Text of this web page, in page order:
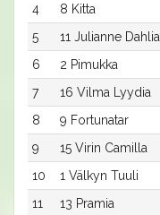
4
8 Kitta
5
11 Julianne Dahlia
6
2 Pimukka
7
16 Vilma Lyydia
8
9 Fortunatar
9
15 Virin Camilla
10
1 Välkyn Tuuli
11
13 Pramia